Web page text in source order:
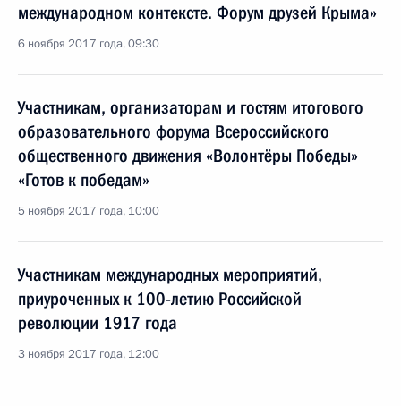
международном контексте. Форум друзей Крыма»
6 ноября 2017 года, 09:30
Участникам, организаторам и гостям итогового
образовательного форума Всероссийского
общественного движения «Волонтёры Победы»
«Готов к победам»
5 ноября 2017 года, 10:00
Участникам международных мероприятий,
приуроченных к 100-летию Российской
революции 1917 года
3 ноября 2017 года, 12:00